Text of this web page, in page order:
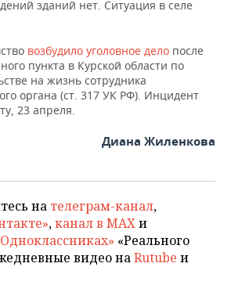
зданий нет. Ситуация в селе
возбудило уголовное дело после
пункта в Курской области по
на жизнь сотрудника
органа (ст. 317 УК РФ). Инцидент
23 апреля.
Диана Жиленкова
на телеграм-канал,
,канал в MAXи
«Реального
видео наRutube и